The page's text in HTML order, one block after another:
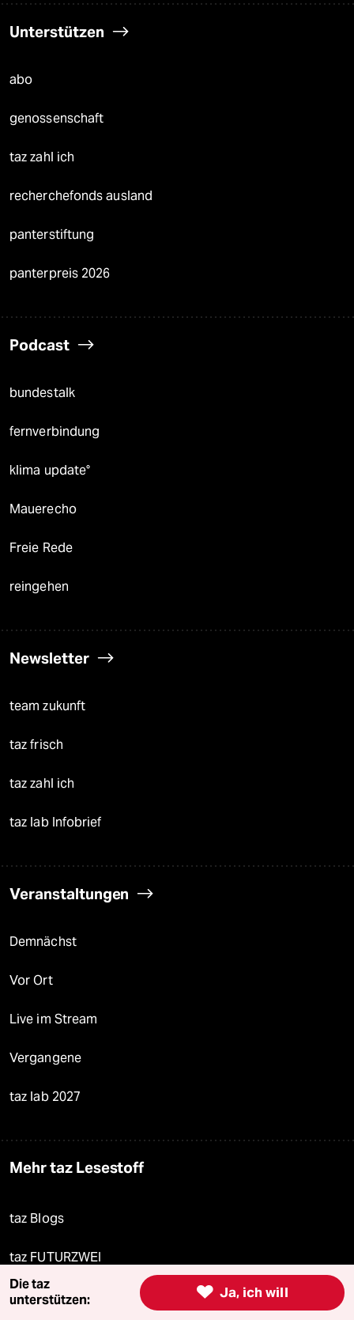
Unterstützen
abo
genossenschaft
taz zahl ich
recherchefonds ausland
panterstiftung
panterpreis 2026
Podcast
bundestalk
fernverbindung
klima update°
Mauerecho
Freie Rede
reingehen
Newsletter
team zukunft
taz frisch
taz zahl ich
taz lab Infobrief
Veranstaltungen
Demnächst
Vor Ort
Live im Stream
Vergangene
taz lab 2027
Mehr taz Lesestoff
taz Blogs
taz FUTURZWEI
Le Monde diplomatique  Ja, ich will
Die taz
unterstützen: